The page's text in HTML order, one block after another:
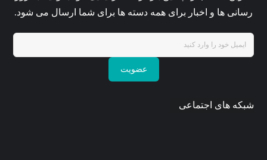
رسانی ها و اخبار برای همه دسته ها برای شما ارسال می شود.
عضویت
شبکه های اجتماعی